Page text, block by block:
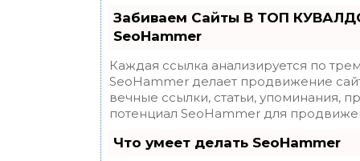
Забиваем Сайты В ТОП
SeoHammer
Каждая ссылка анализируется по
SeoHammer делает продвижение
вечные ссылки, статьи, упоминания,
потенциал SeoHammer для
Что умеет делать SeoHammer